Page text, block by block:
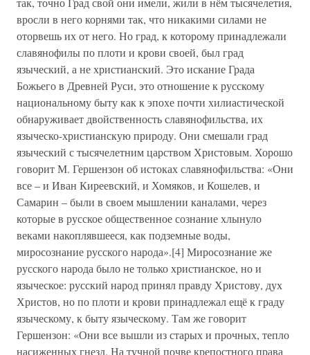
вросли в него корнями так, что никакими силами не
оторвешь их от него. Но град, к которому принадлежали
славянофилы по плоти и крови своей, был град
языческий, а не христианский. Это искание Града
Божьего в Древней Руси, это отношение к русскому
национальному быту как к эпохе почти хилиастической
обнаруживает двойственность славянофильства, их
языческо-христианскую природу. Они смешали град
языческий с тысячелетним царством Христовым. Хорошо
говорит М. Гершензон об истоках славянофильства: «Они
все – и Иван Киреевский, и Хомяков, и Кошелев, и
Самарин – были в своем мышлении каналами, через
которые в русское общественное сознание хлынуло
веками накоплявшееся, как подземные воды,
миросознание русского народа».[4] Миросознание же
русского народа было не только христианское, но и
языческое: русский народ принял правду Христову, дух
Христов, но по плоти и крови принадлежал ещё к граду
языческому, к быту языческому. Там же говорит
Гершензон: «Они все вышли из старых и прочных, тепло
насиженных гнезд. На тучной почве крепостного права